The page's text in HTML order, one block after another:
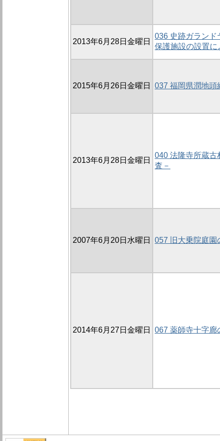
2013年6月28日金曜日
036 史跡ガランド
保護施設の設置
2015年6月26日金曜日 037 福岡県潤地頭
2013年6月28日金曜日
040 法隆寺所蔵古
査－
2007年6月20日水曜日 057 旧大乗院庭園
2014年6月27日金曜日 067 薬師寺十字廊